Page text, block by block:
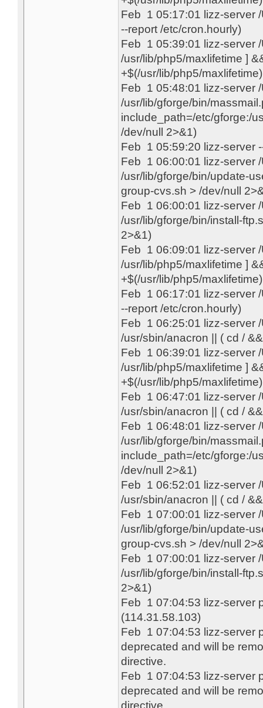
Feb 1 05:17:01 lizz-server
--report /etc/cron.hourly)
Feb 1 05:39:01 lizz-server
/usr/lib/php5/maxlifetime ]
+$(/usr/lib/php5/
Feb 1 05:48:01 lizz-server
/usr/lib/gforge/bin/
include_path=/etc/gforge:/
/dev/null 2>&1)
Feb 1 05:59:20 lizz-server
Feb 1 06:00:01 lizz-server
/usr/lib/gforge/bin/update-
group-cvs.sh > /dev/null
Feb 1 06:00:01 lizz-server
/usr/lib/gforge/bin/install-
2>&1)
Feb 1 06:09:01 lizz-server
/usr/lib/php5/maxlifetime ]
+$(/usr/lib/php5/
Feb 1 06:17:01 lizz-server
--report /etc/cron.hourly)
Feb 1 06:25:01 lizz-server
/usr/sbin/anacron || ( cd /
Feb 1 06:39:01 lizz-server
/usr/lib/php5/maxlifetime ]
+$(/usr/lib/php5/
Feb 1 06:47:01 lizz-server
/usr/sbin/anacron || ( cd /
Feb 1 06:48:01 lizz-server
/usr/lib/gforge/bin/
include_path=/etc/gforge:/
/dev/null 2>&1)
Feb 1 06:52:01 lizz-server
/usr/sbin/anacron || ( cd /
Feb 1 07:00:01 lizz-server
/usr/lib/gforge/bin/update-
group-cvs.sh > /dev/null
Feb 1 07:00:01 lizz-server
/usr/lib/gforge/bin/install-
2>&1)
Feb 1 07:04:53 lizz-server
(114.31.58.103)
Feb 1 07:04:53 lizz-server
deprecated and will be
directive.
Feb 1 07:04:53 lizz-server
deprecated and will be
directive.